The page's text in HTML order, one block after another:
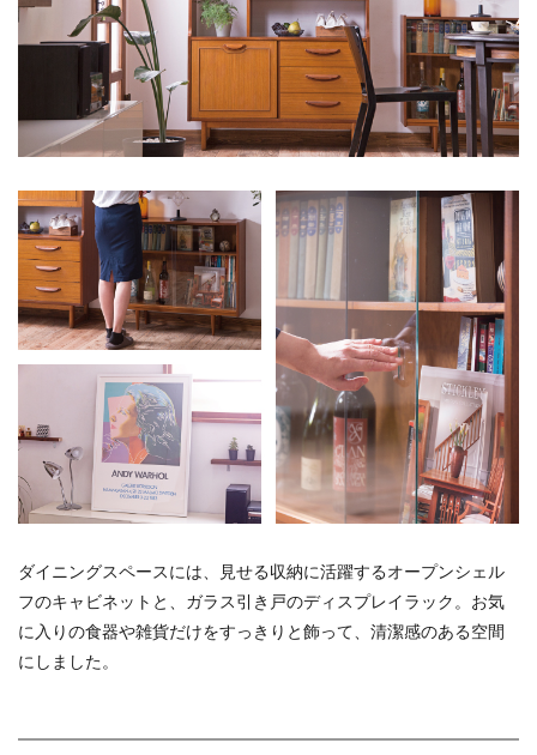
ダイニングスペースには、見せる収納に活躍するオープンシェル
フのキャビネットと、ガラス引き戸のディスプレイラック。お気
に入りの食器や雑貨だけをすっきりと飾って、清潔感のある空間
にしました。